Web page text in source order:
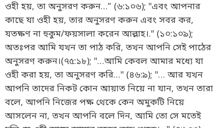
ওহী হয়, তা অনুসরণ করুন…” (৬:১০৬); "এবং আপনার
কাছে যা ওহী হয়, তার অনুসরণ করুন এবং সবর কর,
যতক্ষণ না হুকুম/ফয়সালা করেন আল্লাহ।." (১০:১০৯);
অতঃপর আমি যখন তা পাঠ করি, তখন আপনি সেই পাঠের
অনুসরণ করুন।(৭৫:১৮); "…আমি কেবল আমার মধ্যে যা
ওহী করা হয়, তা অনুসরণ করি…" (৪৬:৯); "… আর যখন
আপনি তাদের নিকট কোন আয়াত নিয়ে না যান, তখন তারা
বলে, আপনি নিজের পক্ষ থেকে কেন অমুকটি নিয়ে
আসলেন না, তখন আপনি বলে দিন, আমি তো সে মতেই